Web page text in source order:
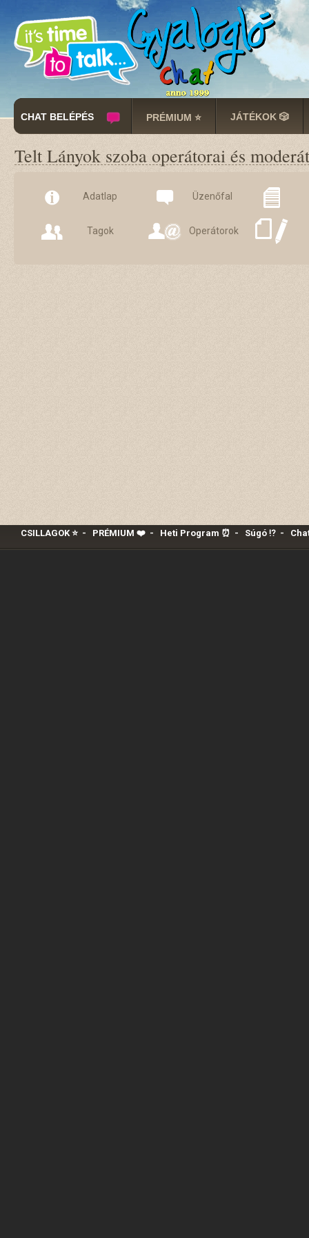
CHAT BELÉPÉS PRÉMIUM ⭐ JÁTÉKOK 🎲
Telt Lányok szoba operátorai és
Adatlap Üzenőfal
Tagok Operátorok
CSILLAGOK ⭐- PRÉMIUM ❤️‍- Heti Program ⏰ - Súgó ⁉️-